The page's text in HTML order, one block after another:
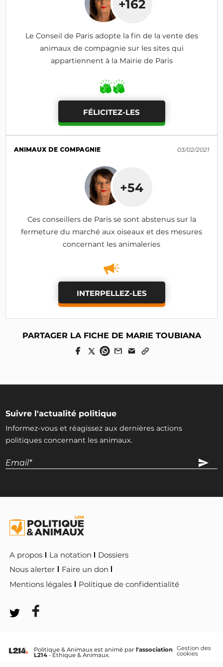
+162
Le Conseil de Paris adopte la fin de la vente des
animaux de compagnie sur les sites qui
appartiennent à la Mairie de Paris
FÉLICITEZ-LES
ANIMAUX DE COMPAGNIE 03/02/2021
+54
Ces conseillers de Paris se sont abstenus sur la
fermeture du marché aux oiseaux et des mesures
concernant les animaleries
INTERPELLEZ-LES
PARTAGER LA FICHE DE MARIE TOUBIANA
Suivre l'actualité politique
Informez-vous et réagissez aux dernières actions
politiques concernant les animaux.
A propos La notation
Dossiers
Nous alerter
Faire un don
Mentions légales
Politique de confidentialité
Politique & Animaux est animé par l'association
L214 - Éthique & Animaux.
Gestion des
cookies